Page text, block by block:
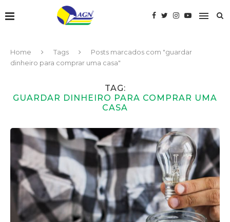
Home Tags
Posts marcados com "guardar
dinheiro para comprar uma casa"
TAG:
GUARDAR DINHEIRO PARA COMPRAR UMA
CASA